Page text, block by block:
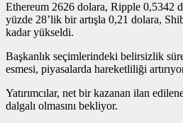
Ethereum 2626 dolara, Ripple 0,5342
yüzde 28’lik bir artışla 0,21 dolara,
kadar yükseldi.
Başkanlık seçimlerindeki belirsizlik
esmesi, piyasalarda hareketliliği
Yatırımcılar, net bir kazanan ilan
dalgalı olmasını bekliyor.